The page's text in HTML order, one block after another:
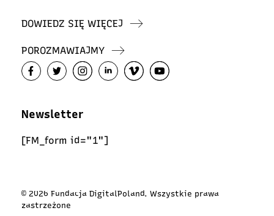
DOWIEDZ SIĘ WIĘCEJ
POROZMAWIAJMY
Newsletter
[FM_form id="1"]
© 2026 Fundacja DigitalPoland. Wszystkie prawa
zastrzeżone